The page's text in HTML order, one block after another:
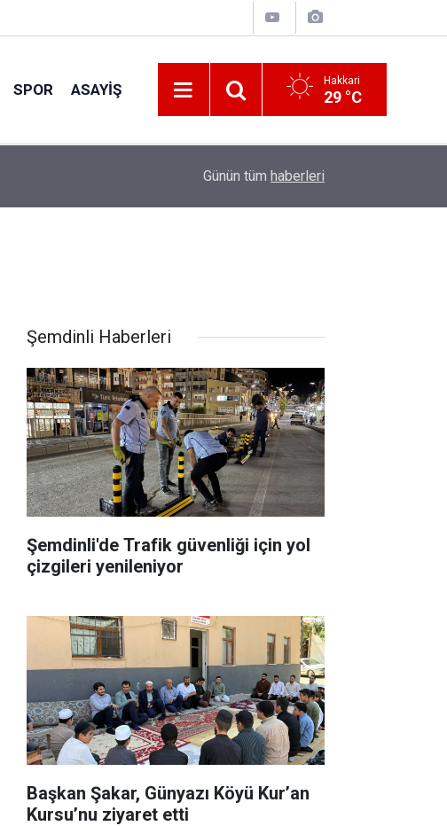
SPOR ASAYIŞ Hakkari
29 °C
Mardinspor’dan Dev Altyapı Hamlesi: Genç
Günün tüm haberleri
Şemdinli Haberleri
Şemdinli'de Trafik güvenliği için yol
çizgileri yenileniyor
Başkan Şakar, Günyazı Köyü Kur’an
Kursu’nu ziyaret etti